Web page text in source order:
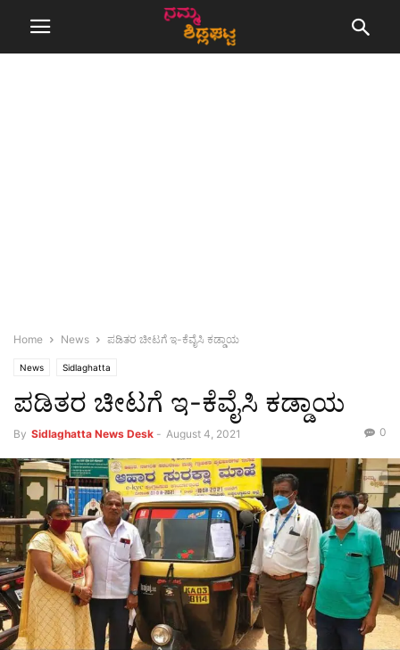
Home News ಪಡಿತರ ಚೀಟಗೆ ಇ-ಕೆವೈಸಿ ಕಡ್ಡಾಯ
News Sidlaghatta
ಪಡಿತರ ಚೀಟಗೆ ಇ-ಕೆವೈಸಿ ಕಡ್ಡಾಯ
By Sidlaghatta News Desk - August 4, 2021 0